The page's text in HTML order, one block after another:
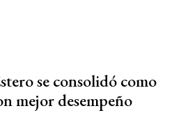
se consolidó como
mejor desempeño